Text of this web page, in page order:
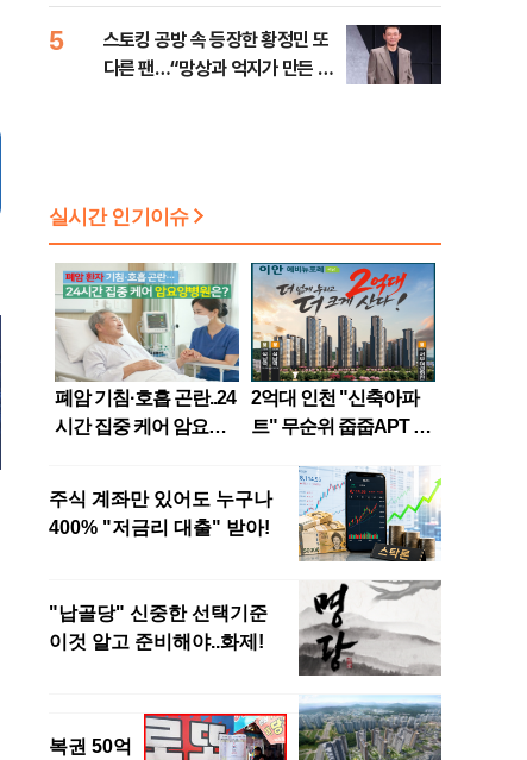
5
스토킹 공방 속 등장한 황정민 또
다른 팬…“망상과 억지가 만든 비